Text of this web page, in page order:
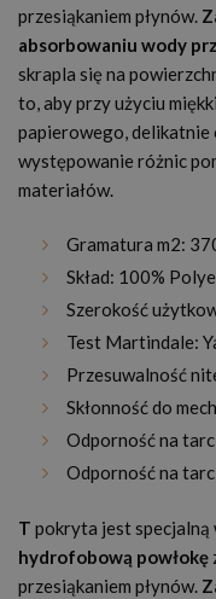
przesiąkaniem płynów.
absorbowaniu wody
skrapla się na
to, aby przy użyciu
papierowego, delikatnie
występowanie różnic
materiałów.
Gramatura m2:
Skład: 100%
Szerokość
Test Martindale:
Przesuwalność
Skłonność do
Odporność na
Odporność na
T pokryta jest
hydrofobową powłokę
przesiąkaniem płynów.